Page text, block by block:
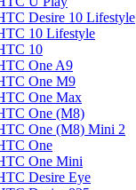
Desire 10 Lifestyle
10 Lifestyle
10
One A9
One M9
One Max
One (M8)
One (M8) Mini 2
One
One Mini
Desire Eye